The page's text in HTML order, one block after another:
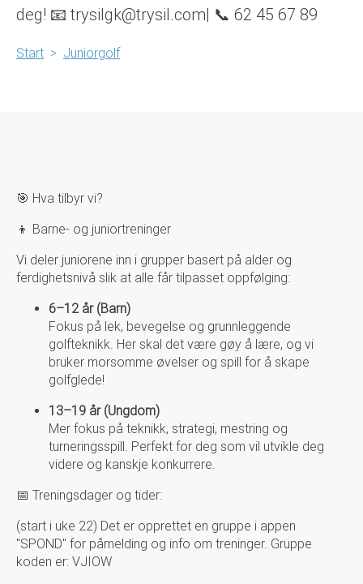
deg! 📧 trysilgk@trysil.com| 📞 62 45 67 89
Start > Juniorgolf
🎯 Hva tilbyr vi?
👦 Barne- og juniortreninger
Vi deler juniorene inn i grupper basert på alder og
ferdighetsnivå slik at alle får tilpasset oppfølging:
6–12 år (Barn)
Fokus på lek, bevegelse og grunnleggende
golfteknikk. Her skal det være gøy å lære, og vi
bruker morsomme øvelser og spill for å skape
golfglede!
13–19 år (Ungdom)
Mer fokus på teknikk, strategi, mestring og
turneringsspill. Perfekt for deg som vil utvikle deg
videre og kanskje konkurrere.
📅 Treningsdager og tider:
(start i uke 22) Det er opprettet en gruppe i appen
"SPOND" for påmelding og info om treninger. Gruppe
koden er: VJIOW